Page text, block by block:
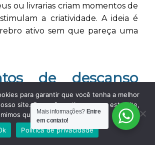
ou livrarias criam momentos de
a criatividade. A ideia é
ativo sem que pareça uma
de descanso
são importantes
vivem os puerinhos! Criar
como um cantinho de
sessão de música tranquila,
Mais informações? Entre
em contato!
para garantir que você tenha a melhor
site. Se você continua a usar este site,
que você está satisfeito.
Política de privacidade